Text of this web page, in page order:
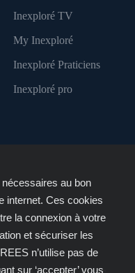
Inexploré TV
My Inexploré
Inexploré Praticiens
Inexploré pro
au bon
internet. Ces cookies
la connexion à votre
et sécuriser les
n’utilise pas de
sur ‘accepter’ vous